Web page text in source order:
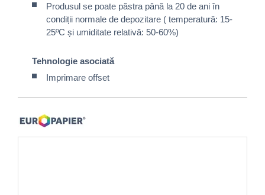
Produsul se poate păstra până la 20 de ani în
condiții normale de depozitare ( temperatură: 15-
25ºC și umiditate relativă: 50-60%)
Tehnologie asociată
Imprimare offset